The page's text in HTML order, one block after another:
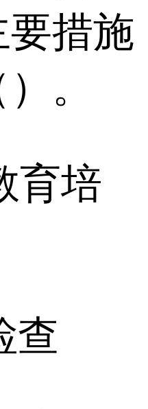
措施
。
育培
查